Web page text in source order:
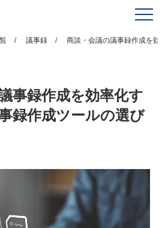
議事録 商談・会議の議事録作成を効
事録作成を効率化す
録作成ツールの選び